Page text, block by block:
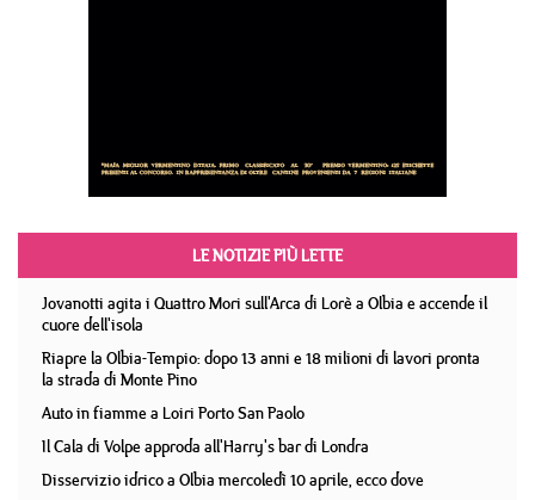
LE NOTIZIE PIÙ LETTE
Jovanotti agita i Quattro Mori sull'Arca di Lorè a Olbia e accende il
cuore dell'isola
Riapre la Olbia-Tempio: dopo 13 anni e 18 milioni di lavori pronta
la strada di Monte Pino
Auto in fiamme a Loiri Porto San Paolo
Il Cala di Volpe approda all'Harry's bar di Londra
Disservizio idrico a Olbia mercoledì 10 aprile, ecco dove